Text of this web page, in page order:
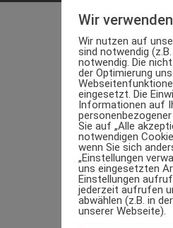
Wir
Wir nutzen auf
sind notwendig
notwendig. Die
der Optimierung
eingesetzt. Die
Informationen auf
Sie auf „Alle
notwendigen
wenn Sie sich
„Einstellungen
uns eingesetzten
Einstellungen
jederzeit aufrufen
abwählen (z.B. in
unserer Webseite).